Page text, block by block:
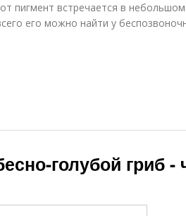
пигмент встречается в небольшом
его можно найти у
голубой гриб -